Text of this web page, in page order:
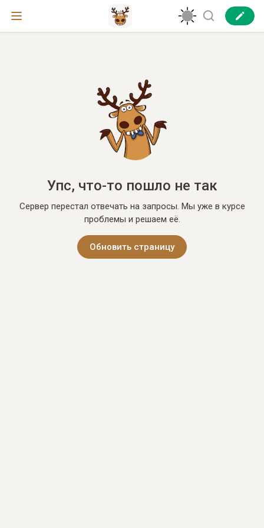
Упс, что-то пошло не так
Сервер перестал отвечать на запросы. Мы уже в курсе
проблемы и решаем её.
Обновить страницу